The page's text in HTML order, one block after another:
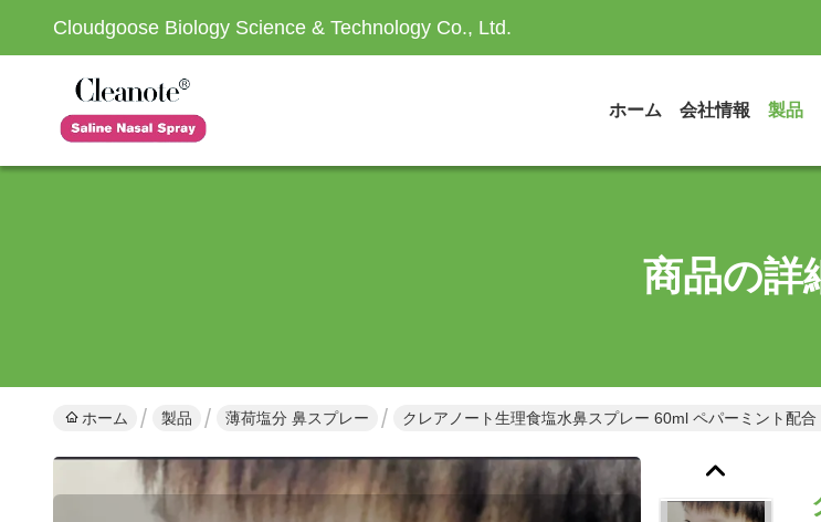
Cloudgoose Biology Science & Technology Co., Ltd.
ホーム 会社情報 製品
商品の詳
ホーム 製品 薄荷塩分 鼻スプレー クレアノート生理食塩水鼻スプレー 60ml ペパーミント配